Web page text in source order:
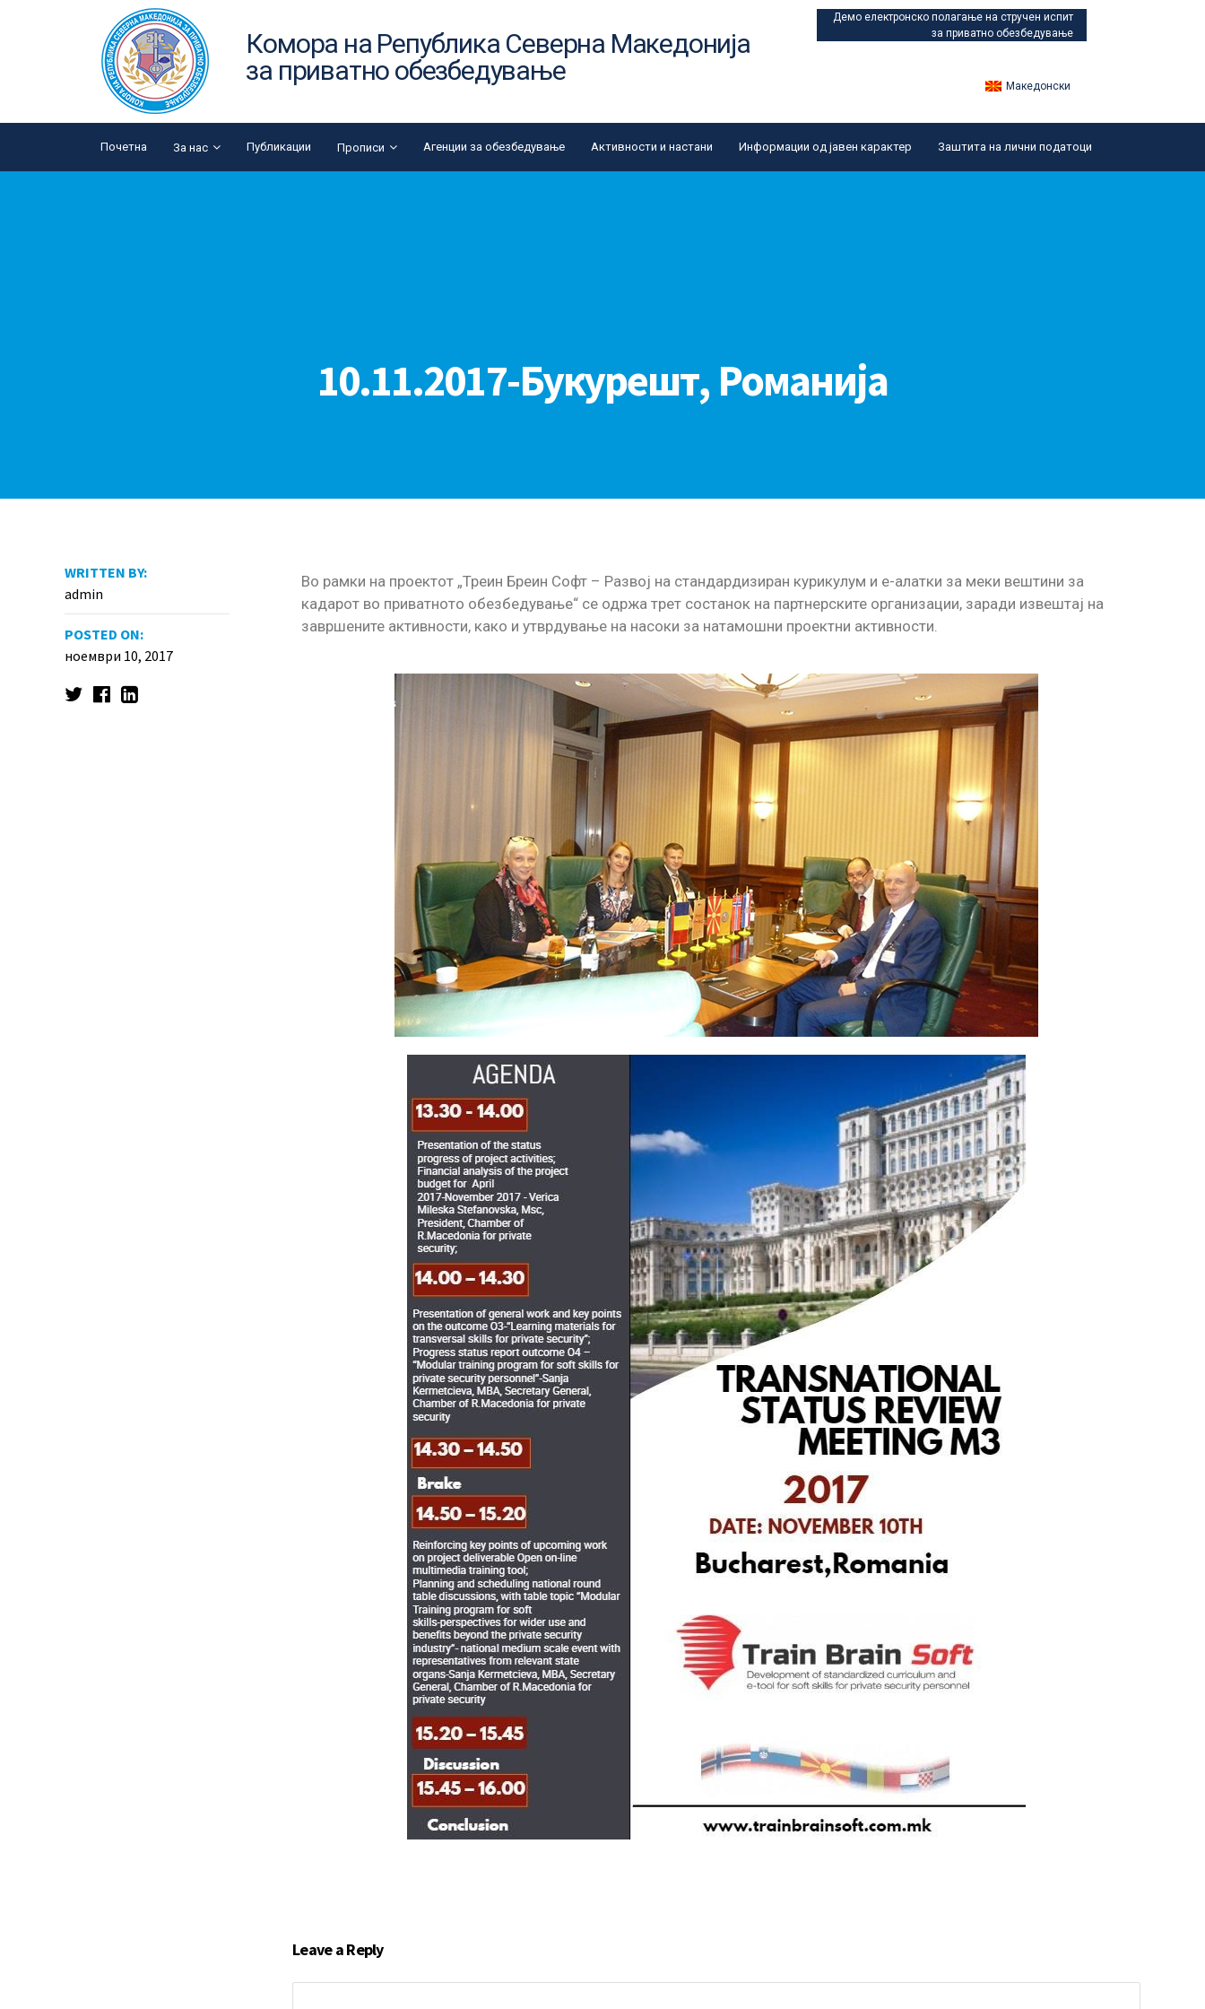
Комора на Република Северна Македонија
за приватно обезбедување
Демо електронско полагањена стручен испит
за приватно обезбедување
Македонски
Почетна За нас Публикации Прописи Агенции за обезбедување Активности и настани Информации од јавен карактер Заштита на лични податоци
10.11.2017-Букурешт, Романија
Во рамки на проектот „Треин Бреин Софт – Развој на стандардизиран курикулум и е-алатки за меки вештини за
кадарот во приватното обезбедување“ се одржа трет состанок на партнерските организации, заради извештај на
завршените активности, како и утврдување на насоки за натамошни проектни активности.
Leave a Reply
WRITTEN BY:
admin
POSTED ON:
ноември 10, 2017